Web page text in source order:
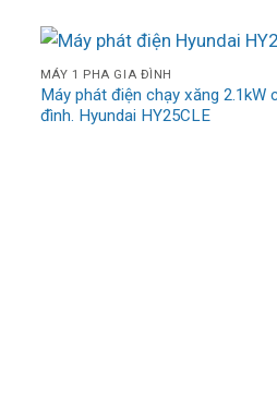
MÁY 1 PHA GIA ĐÌNH
Máy phát điện chạy xăng 2.1kW
đình. Hyundai HY25CLE